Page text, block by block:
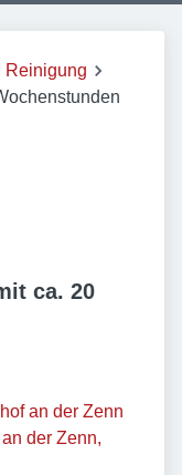
Reinigung
ca. 20
an der Zenn
der Zenn,